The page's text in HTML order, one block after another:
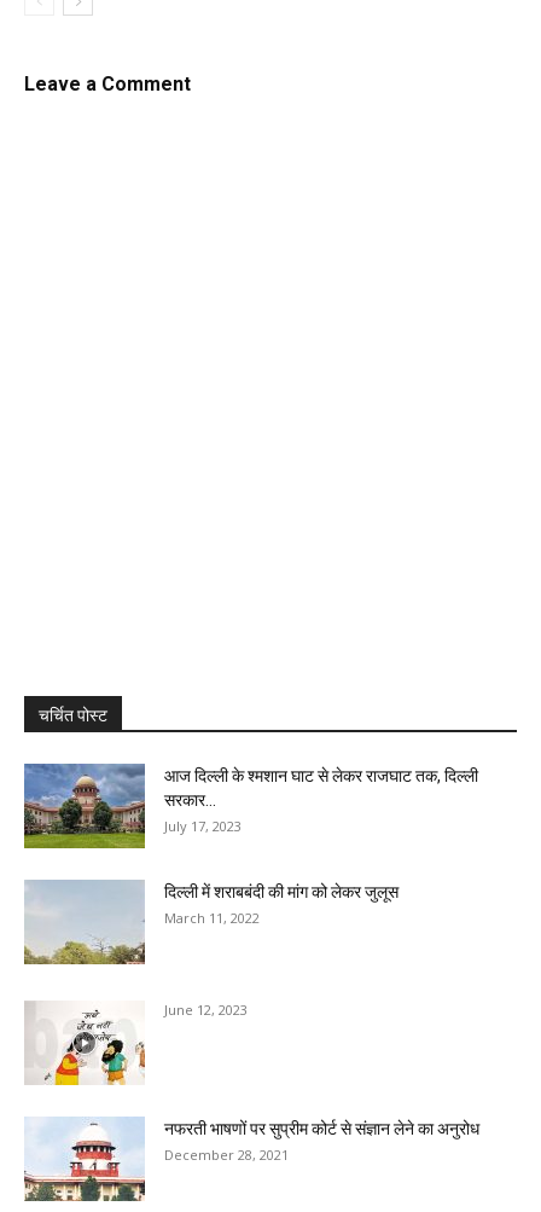
Leave a Comment
चर्चित पोस्ट
आज दिल्ली के श्मशान घाट से लेकर राजघाट तक, दिल्ली
सरकार...
July 17, 2023
दिल्ली में शराबबंदी की मांग को लेकर जुलूस
March 11, 2022
June 12, 2023
नफरती भाषणों पर सुप्रीम कोर्ट से संज्ञान लेने का अनुरोध
December 28, 2021